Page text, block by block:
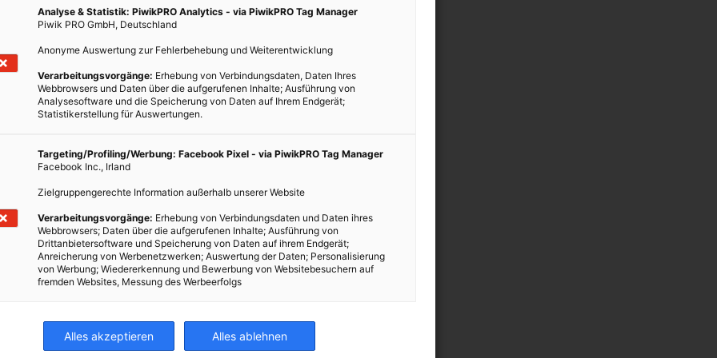
Sporen. Wenn die Umweltbedingungen in späteren Stadien
wieder geweckt werden.
Fähigkeit des menschlichen Körpers inspiriert, sich von
zu heilen, erklärte Jin. Für die beschädigten Häute
auf, die neue Ersatzstoffe produzieren können, um die
befindet sich noch in einem relativ frühen Stadium,
des Pilzes in der rauen Umgebung von Beton ist.
auf dem Betonmarkt würde die Umweltbelastung deutlich
rund um den Einsatz von Solarenergie, Windkraft
zur Förderung der Sicherheit im Straßenverkehr. Mit folgenden
mehr Artikel in diesem Themenbereich für Einsteiger bis zu
Analyse & Statistik: PiwikPRO Analytics - via PiwikPRO Tag Manager
Piwik PRO GmbH, Deutschland
Anonyme Auswertung zur Fehlerbehebung und Weiterentwicklung
Verarbeitungsvorgänge: Erhebung von Verbindungsdaten, Daten Ihres
Webbrowsers und Daten über die aufgerufenen Inhalte; Ausführung von
Analysesoftware und die Speicherung von Daten auf Ihrem Endgerät;
Statistikerstellung für Auswertungen.
Targeting/Profiling/Werbung: Facebook Pixel - via PiwikPRO Tag Manager
Facebook Inc., Irland
Zielgruppengerechte Information außerhalb unserer Website
Verarbeitungsvorgänge: Erhebung von Verbindungsdaten und Daten ihres
Webbrowsers; Daten über die aufgerufenen Inhalte; Ausführung von
Drittanbietersoftware und Speicherung von Daten auf ihrem Endgerät;
Anreicherung von Werbenetzwerken; Auswertung der Daten; Personalisierung
von Werbung; Wiedererkennung und Bewerbung von Websitebesuchern auf
fremden Websites, Messung des Werbeerfolgs
Alles akzeptieren Alles ablehnen